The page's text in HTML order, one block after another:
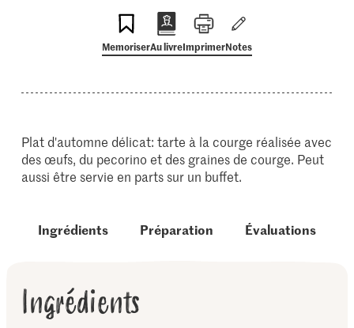
MemoriserAu livreImprimerNotes
Plat d'automne délicat: tarte à la courge réalisée avec
des œufs, du pecorino et des graines de courge. Peut
aussi être servie en parts sur un buffet.
Ingrédients Préparation Évaluations
Ingrédients